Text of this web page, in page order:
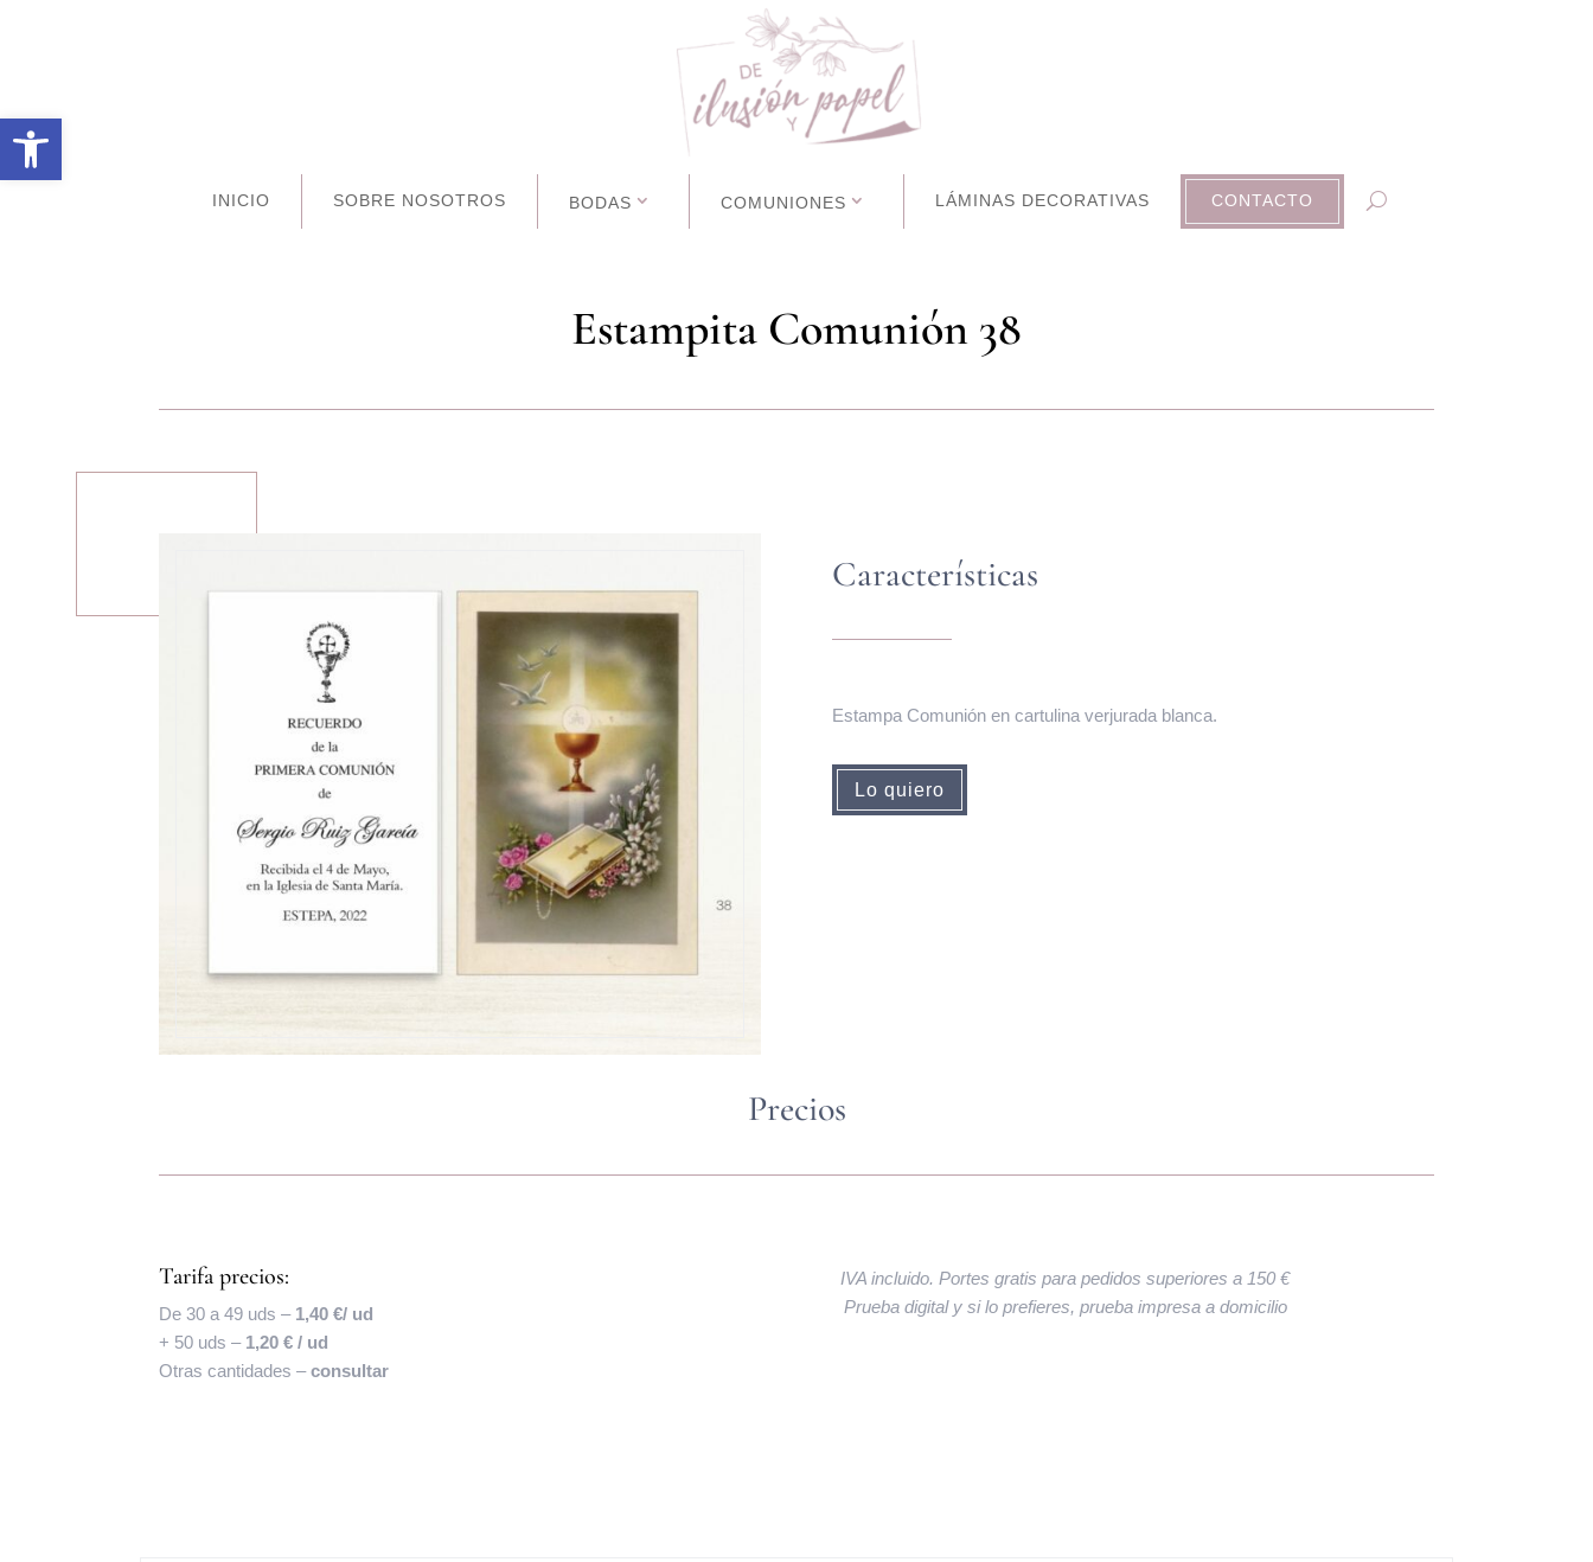
Abrir barra de herramientas
INICIO SOBRE NOSOTROS BODAS COMUNIONES LÁMINAS DECORATIVAS CONTACTO
Estampita Comunión 38
Características
Estampa Comunión en cartulina verjurada blanca.
Lo quiero
Precios
Tarifa precios:
De 30 a 49 uds – 1,40 €/ ud
+ 50 uds – 1,20 € / ud
Otras cantidades –consultar
IVA incluido. Portes gratis para pedidos superiores a 150 €
Prueba digital y si lo prefieres, prueba impresa a domicilio